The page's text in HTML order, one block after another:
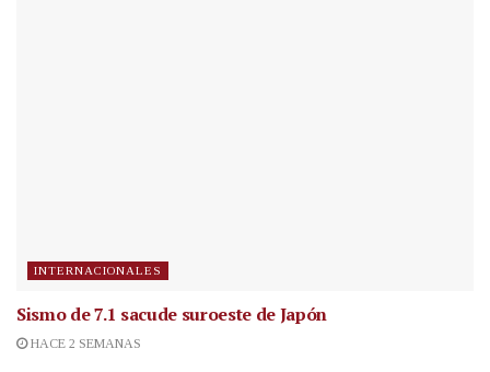
INTERNACIONALES
Sismo de 7.1 sacude suroeste de Japón
HACE 2 SEMANAS